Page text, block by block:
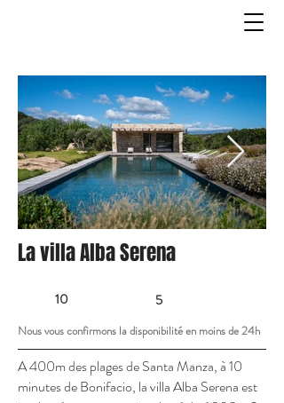
La villa Alba Serena
10 5
Nous vous confirmons la disponibilité en moins de 24h
A 400m des plages de Santa Manza, à 10
minutes de Bonifacio, la villa Alba Serena est